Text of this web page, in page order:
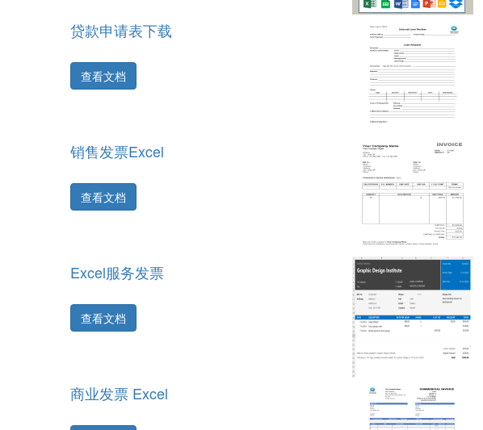
贷款申请表下载
查看文档
销售发票Excel
查看文档
Excel服务发票
查看文档
商业发票 Excel